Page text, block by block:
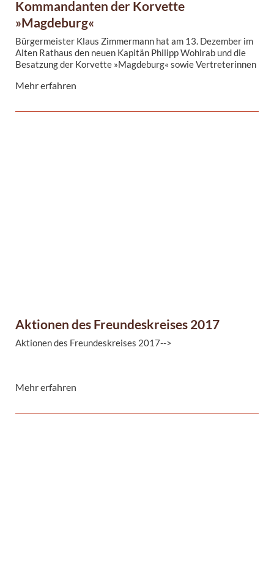
Kommandanten der Korvette
»Magdeburg«
Bürgermeister Klaus Zimmermann hat am 13. Dezember im
Alten Rathaus den neuen Kapitän Philipp Wohlrab und die
Besatzung der Korvette »Magdeburg« sowie Vertreterinnen
empfangen. Zu diesem Anlass trug sich Korvettenkapitän
Mehr erfahren
Aktionen des Freundeskreises 2017
Aktionen des Freundeskreises 2017-->
Mehr erfahren